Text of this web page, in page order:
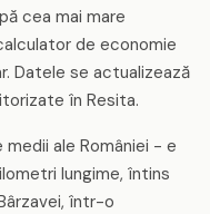
cea mai mare
de economie
Datele se actualizează
în Resita.
ale României - e
lungime, întins
într-o